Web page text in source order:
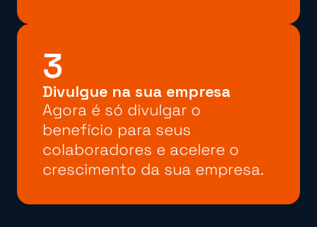
3
Divulgue na sua empresa
Agora é só divulgar o
benefício para seus
colaboradores e acelere o
crescimento da sua empresa.